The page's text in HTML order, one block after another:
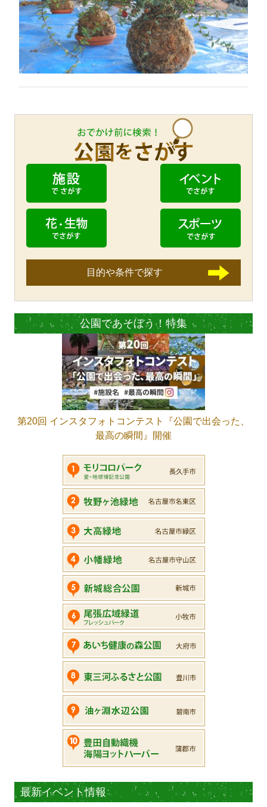
目的や条件で探す
公園であそぼう！特集
第20回 インスタフォトコンテスト『公園で出会った、
最高の瞬間』開催
最新イベント情報